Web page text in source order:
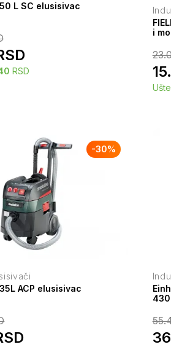
L SC elusisivac
RSD
i
-30%
ACP elusisivac